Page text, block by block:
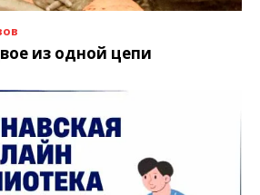
из одной цепи